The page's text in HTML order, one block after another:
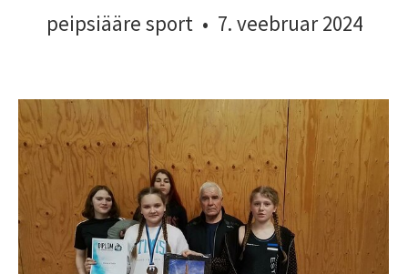
peipsiääre sport • 7. veebruar 2024